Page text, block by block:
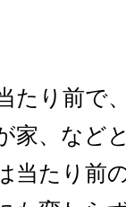
たり前で
家、など
当たり前